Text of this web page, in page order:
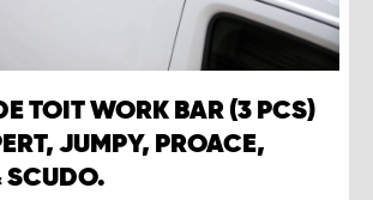
TOIT WORK BAR (3 PCS)
JUMPY, PROACE,
SCUDO.